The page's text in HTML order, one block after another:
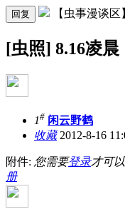
回复 【虫事漫谈区
[虫照] 8.16凌晨
1# 闲云野鹤
收藏2012-8-16
附件: 您需要登录才可
册